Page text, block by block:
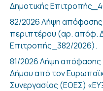
Δημοτικής
82/2026 Λήψη απόφασης
περιπτέρου (αρ. απόφ.
Επιτροπής_382/2026).
81/2026 Λήψη απόφασης
Δήμου από τον
Συνεργασίας (ΕΟΕΣ)